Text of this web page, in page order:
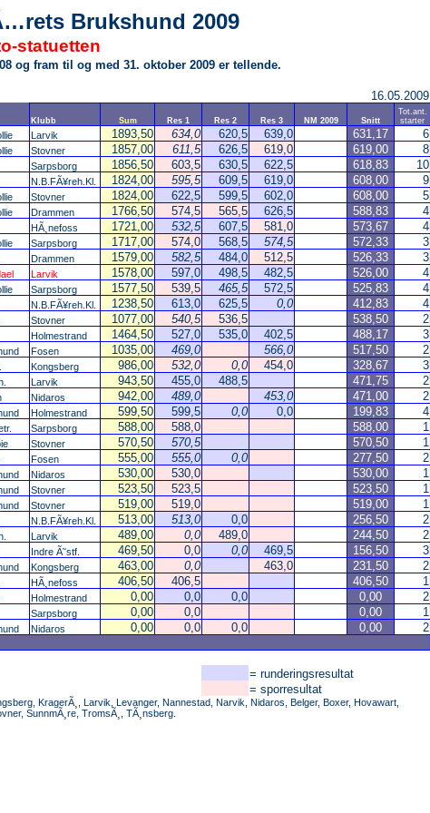
Brukshund 2009
statuetten
og fram til og med 31. oktober 2009 er tellende.
16.05.2009
Klubb Sum Res 1 Res 2 Res 3 NM 2009 Snitt
Tot.ant.
starter
Larvik 1893,50 634,0 620,5 639,0 631,17 6
Stovner 1857,00 611,5 626,5 619,0 619,00 8
Sarpsborg 1856,50 603,5 630,5 622,5 618,83 10
N.B.FÃ¥reh.Kl. 1824,00 595,5 609,5 619,0 608,00 9
Stovner 1824,00 622,5 599,5 602,0 608,00 5
Drammen 1766,50 574,5 565,5 626,5 588,83 4
HÃ¸nefoss 1721,00 532,5 607,5 581,0 573,67 4
Sarpsborg 1717,00 574,0 568,5 574,5 572,33 3
Drammen 1579,00 582,5 484,0 512,5 526,33 3
Larvik 1578,00 597,0 498,5 482,5 526,00 4
Sarpsborg 1577,50 539,5 465,5 572,5 525,83 4
N.B.FÃ¥reh.Kl. 1238,50 613,0 625,5 0,0 412,83 4
Stovner 1077,00 540,5 536,5 538,50 2
Holmestrand 1464,50 527,0 535,0 402,5 488,17 3
Fosen 1035,00 469,0 566,0 517,50 2
Kongsberg 986,00 532,0 0,0 454,0 328,67 3
Larvik 943,50 455,0 488,5 471,75 2
Nidaros 942,00 489,0 453,0 471,00 2
Holmestrand 599,50 599,5 0,0 0,0 199,83 4
Sarpsborg 588,00 588,0 588,00 1
Stovner 570,50 570,5 570,50 1
Fosen 555,00 555,0 0,0 277,50 2
Nidaros 530,00 530,0 530,00 1
Stovner 523,50 523,5 523,50 1
Stovner 519,00 519,0 519,00 1
N.B.FÃ¥reh.Kl. 513,00 513,0 0,0 256,50 2
Larvik 489,00 0,0 489,0 244,50 2
Indre Ã˜stf. 469,50 0,0 0,0 469,5 156,50 3
Kongsberg 463,00 0,0 463,0 231,50 2
HÃ¸nefoss 406,50 406,5 406,50 1
Holmestrand 0,00 0,0 0,0 0,00 2
Sarpsborg 0,00 0,0 0,00 1
Nidaros 0,00 0,0 0,0 0,00 2
= runderingsresultat
= sporresultat
KragerÃ¸, Larvik, Levanger, Nannestad, Narvik, Nidaros, Belger, Boxer, Hovawart,
SunnmÃ¸re, TromsÃ¸, TÃ¸nsberg.